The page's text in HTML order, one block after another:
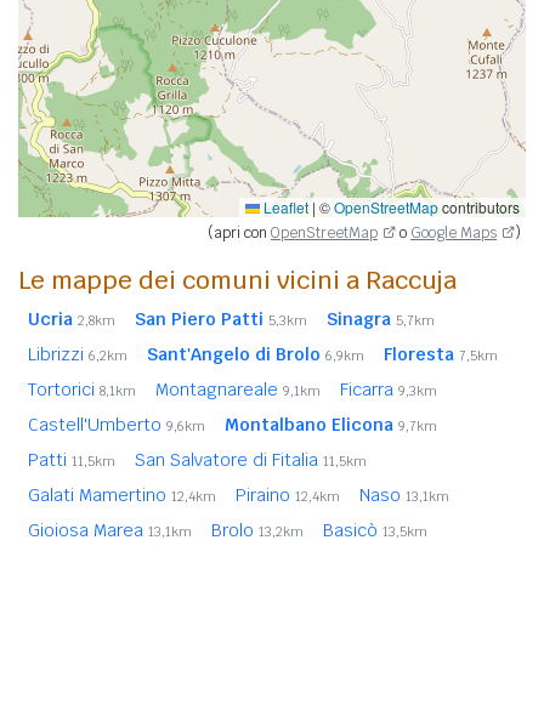
Leaflet | ©OpenStreetMapcontributors
(apri con OpenStreetMap o Google Maps )
Le mappe dei comuni vicini a Raccuja
Ucria 2,8km San Piero Patti 5,3km Sinagra 5,7km
Librizzi 6,2km Sant'Angelo di Brolo 6,9km Floresta 7,5km
Tortorici 8,1km Montagnareale 9,1km Ficarra 9,3km
Castell'Umberto 9,6km Montalbano Elicona 9,7km
Patti 11,5km San Salvatore di Fitalia 11,5km
Galati Mamertino 12,4km Piraino 12,4km Naso 13,1km
Gioiosa Marea 13,1km Brolo 13,2km Basicò 13,5km